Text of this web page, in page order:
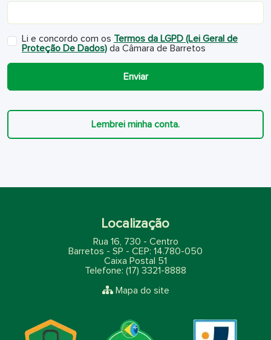
Li e concordo com os Termos da LGPD (Lei Geral de
Proteção De Dados) da Câmara de Barretos
Enviar
Lembrei minha conta.
Localização
Rua 16, 730 - Centro
Barretos - SP - CEP: 14.780-050
Caixa Postal 51
Telefone: (17) 3321-8888
Mapa do site